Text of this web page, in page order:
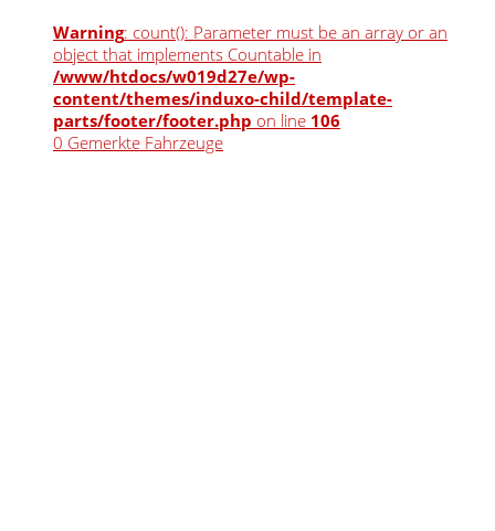
Warning: count(): Parameter must be an array or an
object that implements Countable in
/www/htdocs/w019d27e/wp-
content/themes/induxo-child/template-
parts/footer/footer.php on line 106
0 Gemerkte Fahrzeuge